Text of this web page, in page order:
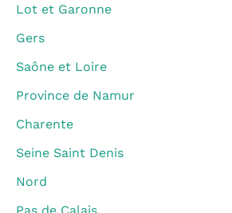
Lot et Garonne
Gers
Saône et Loire
Province de Namur
Charente
Seine Saint Denis
Nord